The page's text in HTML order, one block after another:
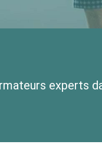
experts